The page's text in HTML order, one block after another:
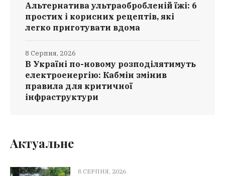
Альтернатива ультраобробленій їжі: 6
простих і корисних рецептів, які
легко приготувати вдома
В Україні по-новому розподілятимуть
електроенергію: Кабмін змінив
правила для критичної
інфраструктури
8 Серпня, 2026
Актуальне
8 СЕРПНЯ, 2026